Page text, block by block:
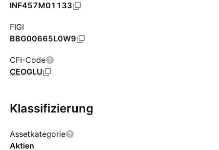
INF457M01133
FIGI
BBG00665L0W9
CFI-Code
CEOGLU
Klassifizierung
Assetkategorie
Aktien